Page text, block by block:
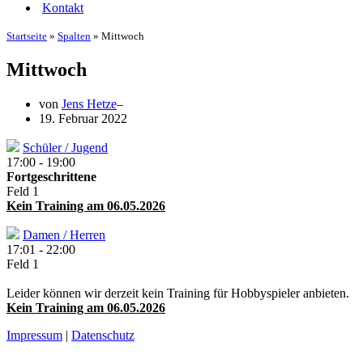
Kontakt
Startseite » Spalten » Mittwoch
Mittwoch
von Jens Hetze
19. Februar 2022
Schüler / Jugend
17:00 - 19:00
Fortgeschrittene
Feld 1
Kein Training am 06.05.2026
Damen / Herren
17:01 - 22:00
Feld 1
Leider können wir derzeit kein Training für Hobbyspieler anbieten.
Kein Training am 06.05.2026
Impressum | Datenschutz